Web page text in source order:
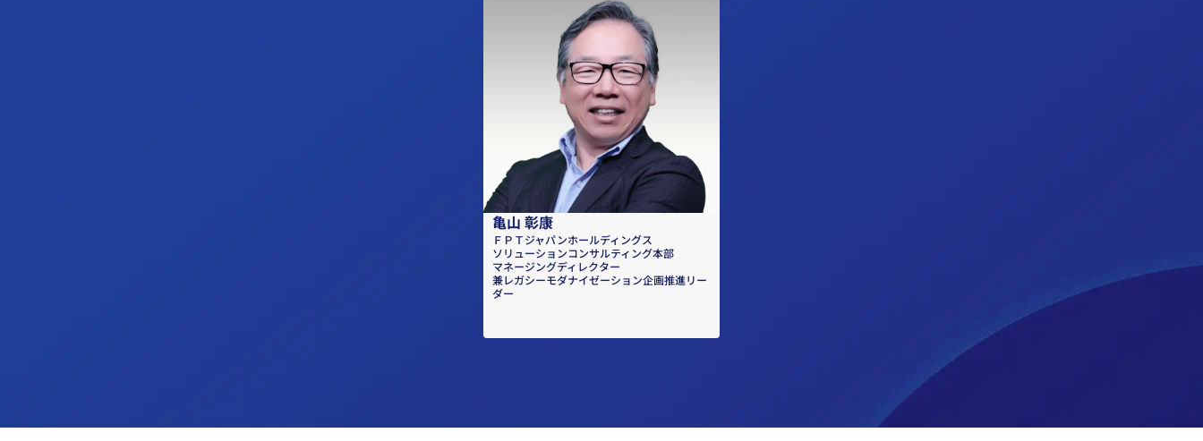
亀山 彰康
ＦＰＴジャパンホールディングス
ソリューションコンサルティング本部
マネージングディレクター
兼レガシーモダナイゼーション企画推進リー
ダー